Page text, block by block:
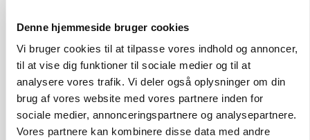
Denne hjemmeside bruger cookies
Vi bruger cookies til at tilpasse vores indhold og annoncer,
til at vise dig funktioner til sociale medier og til at
analysere vores trafik. Vi deler også oplysninger om din
brug af vores website med vores partnere inden for
sociale medier, annonceringspartnere og analysepartnere.
Vores partnere kan kombinere disse data med andre
Det er en uskik at udlægge et røgslør om
økoproduktion